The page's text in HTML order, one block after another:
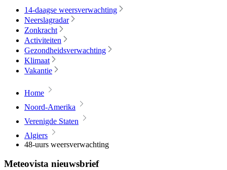
14-daagse weersverwachting
Neerslagradar
Zonkracht
Activiteiten
Gezondheidsverwachting
Klimaat
Vakantie
Home
Noord-Amerika
Verenigde Staten
Algiers
48-uurs weersverwachting
Meteovista nieuwsbrief